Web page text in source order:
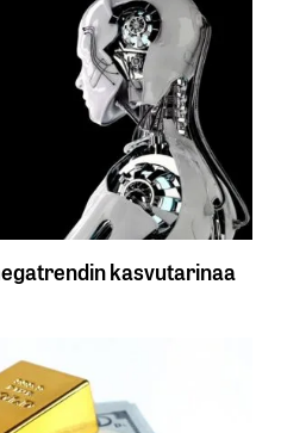
kasvutarinaa